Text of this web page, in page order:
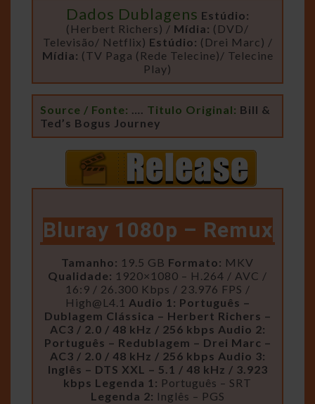
Dados Dublagens Estúdio:
(Herbert Richers) / Mídia: (DVD/
Televisão/ Netflix) Estúdio: (Drei Marc) /
Mídia: (TV Paga (Rede Telecine)/ Telecine
Play)
Source / Fonte: …. Titulo Original: Bill &
Ted’s Bogus Journey
Bluray 1080p – Remux
Tamanho: 19.5 GB Formato: MKV
Qualidade: 1920×1080 – H.264 / AVC /
16:9 / 26.300 Kbps / 23.976 FPS /
High@L4.1 Audio 1: Português –
Dublagem Clássica – Herbert Richers –
AC3 / 2.0 / 48 kHz / 256 kbps Audio 2:
Português – Redublagem – Drei Marc –
AC3 / 2.0 / 48 kHz / 256 kbps Audio 3:
Inglês – DTS XXL – 5.1 / 48 kHz / 3.923
kbps Legenda 1: Português – SRT
Legenda 2: Inglês – PGS